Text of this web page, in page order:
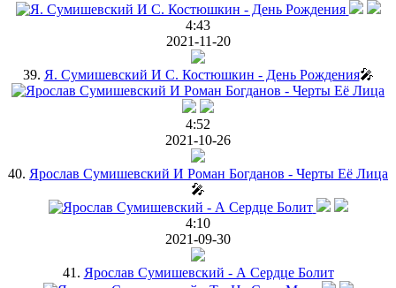
4:43
2021-11-20
39. Я. Сумишевский И С. Костюшкин - День Рождения🎤
4:52
2021-10-26
40. Ярослав Сумишевский И Роман Богданов - Черты Её Лица
🎤
4:10
2021-09-30
41. Ярослав Сумишевский - А Сердце Болит